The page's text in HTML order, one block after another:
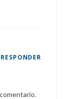
RESPONDER